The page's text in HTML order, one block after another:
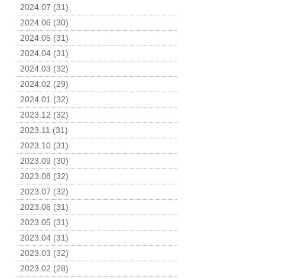
2024.07 (31)
2024.06 (30)
2024.05 (31)
2024.04 (31)
2024.03 (32)
2024.02 (29)
2024.01 (32)
2023.12 (32)
2023.11 (31)
2023.10 (31)
2023.09 (30)
2023.08 (32)
2023.07 (32)
2023.06 (31)
2023.05 (31)
2023.04 (31)
2023.03 (32)
2023.02 (28)